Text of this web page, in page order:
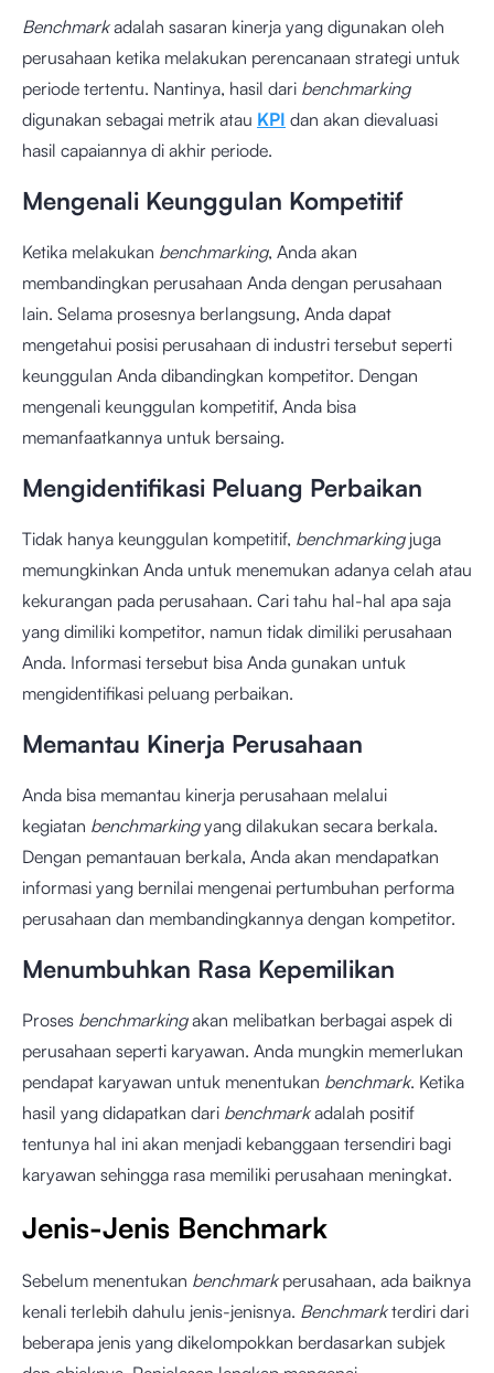
Benchmarkadalah sasaran kinerja yang digunakan oleh
perusahaan ketika melakukan perencanaan strategi untuk
periode tertentu. Nantinya, hasil dari benchmarking
digunakan sebagai metrik atau KPI dan akan dievaluasi
hasil capaiannya di akhir periode.
Mengenali Keunggulan Kompetitif
Ketika melakukan benchmarking, Anda akan
membandingkan perusahaan Anda dengan perusahaan
lain. Selama prosesnya berlangsung, Anda dapat
mengetahui posisi perusahaan di industri tersebut seperti
keunggulan Anda dibandingkan kompetitor. Dengan
mengenali keunggulan kompetitif, Anda bisa
memanfaatkannya untuk bersaing.
Mengidentifikasi Peluang Perbaikan
Tidak hanya keunggulan kompetitif, benchmarkingjuga
memungkinkan Anda untuk menemukan adanya celah atau
kekurangan pada perusahaan. Cari tahu hal-hal apa saja
yang dimiliki kompetitor, namun tidak dimiliki perusahaan
Anda. Informasi tersebut bisa Anda gunakan untuk
mengidentifikasi peluang perbaikan.
Memantau Kinerja Perusahaan
Anda bisa memantau kinerja perusahaan melalui
kegiatan benchmarkingyang dilakukan secara berkala.
Dengan pemantauan berkala, Anda akan mendapatkan
informasi yang bernilai mengenai pertumbuhan performa
perusahaan dan membandingkannya dengan kompetitor.
Menumbuhkan Rasa Kepemilikan
Proses benchmarkingakan melibatkan berbagai aspek di
perusahaan seperti karyawan. Anda mungkin memerlukan
pendapat karyawan untuk menentukan benchmark. Ketika
hasil yang didapatkan dari benchmarkadalah positif
tentunya hal ini akan menjadi kebanggaan tersendiri bagi
karyawan sehingga rasa memiliki perusahaan meningkat.
Jenis-Jenis Benchmark
Sebelum menentukan benchmarkperusahaan, ada baiknya
kenali terlebih dahulu jenis-jenisnya. Benchmarkterdiri dari
beberapa jenis yang dikelompokkan berdasarkan subjek